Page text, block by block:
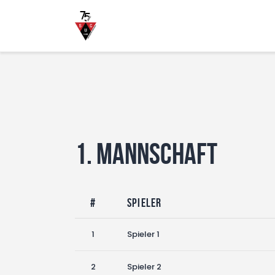
1. Mannschaft
# Spieler
1 Spieler 1
2 Spieler 2